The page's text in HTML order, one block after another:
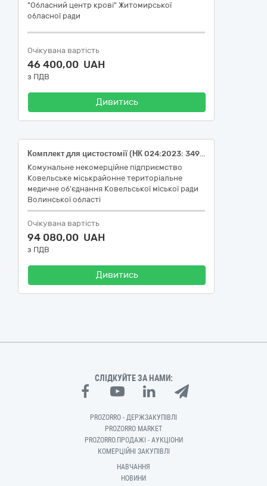
"Обласний центр крові" Житомирської
обласної ради
Очікувана вартість
46 400,00 UAH
з ПДВ
Дивитись
Комплект для цистостомії (НК 024:2023: 34924 Катетер дренажний надлобковий) (33141240-4); Комплект для нефростомії (НК 024:2023: 44095 Набір для нефроскопічних хірургічних процедур, що не містить лікарських засобів, одноразового використання) (33141240-4); Комплект для нефростомії (НК 024:2023: 44095 Набір для нефроскопічних хірургічних процедур, що не містить лікарських засобів, одноразового використання) (33141240-4) (ДК 021:2015: 33140000-3 Медичні матеріали)
Комунальне некомерційне підприємство
Ковельське міськрайонне територіальне
медичне об'єднання Ковельської міської ради
Волинської області
Очікувана вартість
94 080,00 UAH
з ПДВ
Дивитись
СЛІДКУЙТЕ ЗА НАМИ:
PROZORRO - ДЕРЖЗАКУПІВЛІ
PROZORRO MARKET
PROZORRO.ПРОДАЖІ - АУКЦІОНИ
КОМЕРЦІЙНІ ЗАКУПІВЛІ
НАВЧАННЯ
НОВИНИ